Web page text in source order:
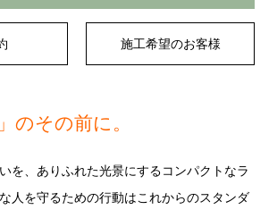
施工希望のお客様
のその前に。
を、ありふれた光景にするコンパクトなラ
人を守るための行動はこれからのスタンダ